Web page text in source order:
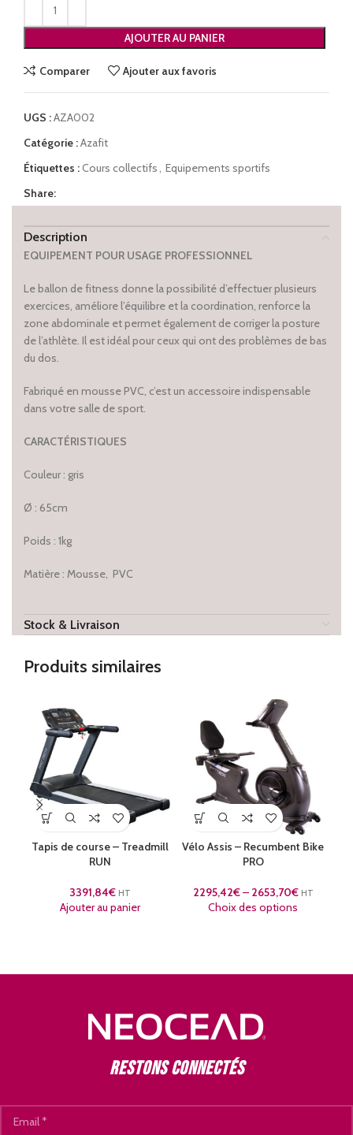
AJOUTER AU PANIER
Comparer Ajouter aux favoris
UGS :AZA002
Catégorie :Azafit
Étiquettes :Cours collectifs, Equipements sportifs
Share:
Description
EQUIPEMENT POUR USAGE PROFESSIONNEL
Le ballon de fitness donne la possibilité d’effectuer plusieurs
exercices, améliore l’équilibre et la coordination, renforce la
zone abdominale et permet également de corriger la posture
de l’athlète. Il est idéal pour ceux qui ont des problèmes de bas
du dos.
Fabriqué en mousse PVC, c’est un accessoire indispensable
dans votre salle de sport.
CARACTÉRISTIQUES
Couleur : gris
Ø : 65cm
Poids : 1kg
Matière : Mousse, PVC
Stock & Livraison
Produits similaires
Tapis de course – Treadmill
RUN
3391,84€ HT
Ajouter au panier
Vélo Assis – Recumbent Bike
PRO
2295,42€– 2653,70€ HT
Choix des options
Restons connectés